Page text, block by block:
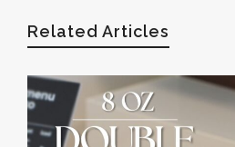
Related Articles